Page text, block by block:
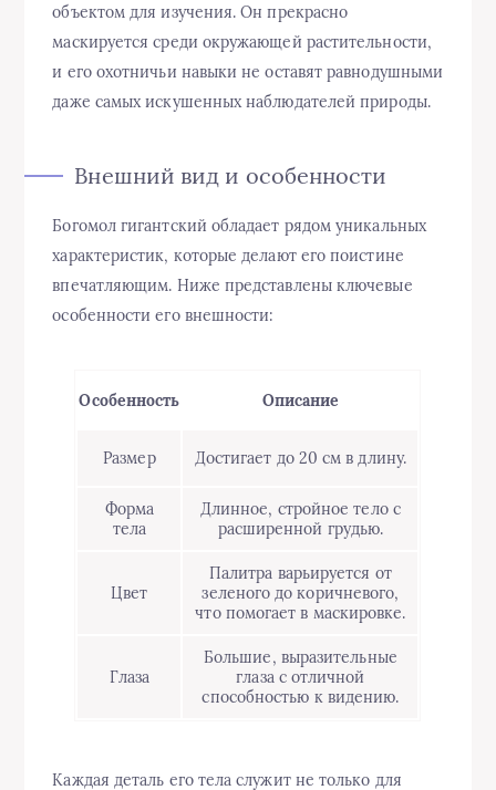
объектом для изучения. Он прекрасно
маскируется среди окружающей растительности,
и его охотничьи навыки не оставят равнодушными
даже самых искушенных наблюдателей природы.
Внешний вид и особенности
Богомол гигантский обладает рядом уникальных
характеристик, которые делают его поистине
впечатляющим. Ниже представлены ключевые
особенности его внешности:
Особенность Описание
Размер Достигает до 20 см в длину.
Форма
тела
Длинное, стройное тело с
расширенной грудью.
Цвет
Палитра варьируется от
зеленого до коричневого,
что помогает в маскировке.
Глаза
Большие, выразительные
глаза с отличной
способностью к видению.
Каждая деталь его тела служит не только для